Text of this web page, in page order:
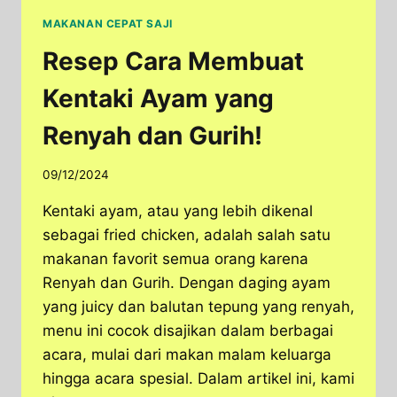
MAKANAN CEPAT SAJI
Resep Cara Membuat
Kentaki Ayam yang
Renyah dan Gurih!
09/12/2024
Kentaki ayam, atau yang lebih dikenal
sebagai fried chicken, adalah salah satu
makanan favorit semua orang karena
Renyah dan Gurih. Dengan daging ayam
yang juicy dan balutan tepung yang renyah,
menu ini cocok disajikan dalam berbagai
acara, mulai dari makan malam keluarga
hingga acara spesial. Dalam artikel ini, kami